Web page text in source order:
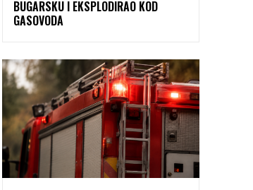
BUGARSKU I EKSPLODIRAO KOD
GASOVODA